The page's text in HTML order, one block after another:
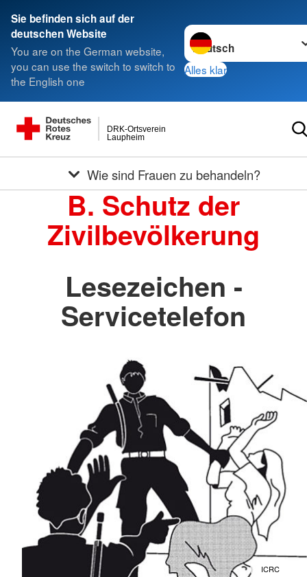
Sie befinden sich auf der
deutschen Website
You are on the German website,
you can use the switch to switch to
the English one
Sprache wechseln zu
Alles klar
Laupheim
DRK-Ortsverein
Wie sind Frauen zu behandeln?
B. Schutz der
Zivilbevölkerung
Lesezeichen -
Servicetelefon
ICRC